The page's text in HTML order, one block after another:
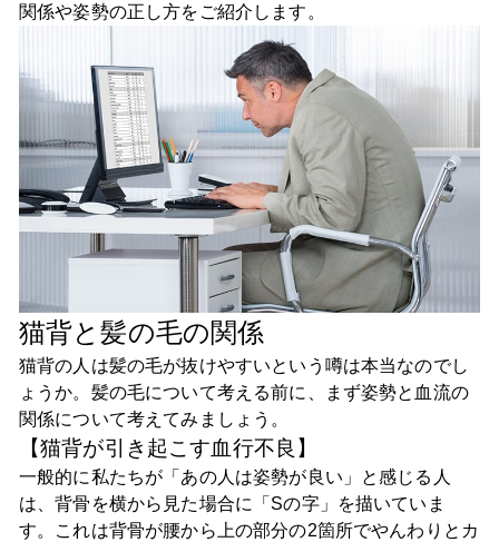
関係や姿勢の正し方をご紹介します。
猫背と髪の毛の関係
猫背の人は髪の毛が抜けやすいという噂は本当なのでし
ょうか。髪の毛について考える前に、まず姿勢と血流の
関係について考えてみましょう。
【猫背が引き起こす血行不良】
一般的に私たちが「あの人は姿勢が良い」と感じる人
は、背骨を横から見た場合に「Sの字」を描いていま
す。これは背骨が腰から上の部分の2箇所でやんわりとカ